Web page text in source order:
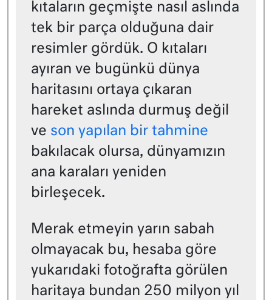
kıtaların geçmişte nasıl aslında
tek bir parça olduğuna dair
resimler gördük. O kıtaları
ayıran ve bugünkü dünya
haritasını ortaya çıkaran
hareket aslında durmuş değil
ve son yapılan bir tahmine
bakılacak olursa, dünyamızın
ana karaları yeniden
birleşecek.
Merak etmeyin yarın sabah
olmayacak bu, hesaba göre
yukarıdaki fotoğrafta görülen
haritaya bundan 250 milyon yıl